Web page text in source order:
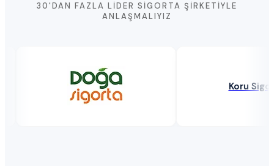
30'DAN FAZLA LIDER SIGORTA ŞIRKETIYLE
ANLAŞMALIYIZ
Koru Sigorta